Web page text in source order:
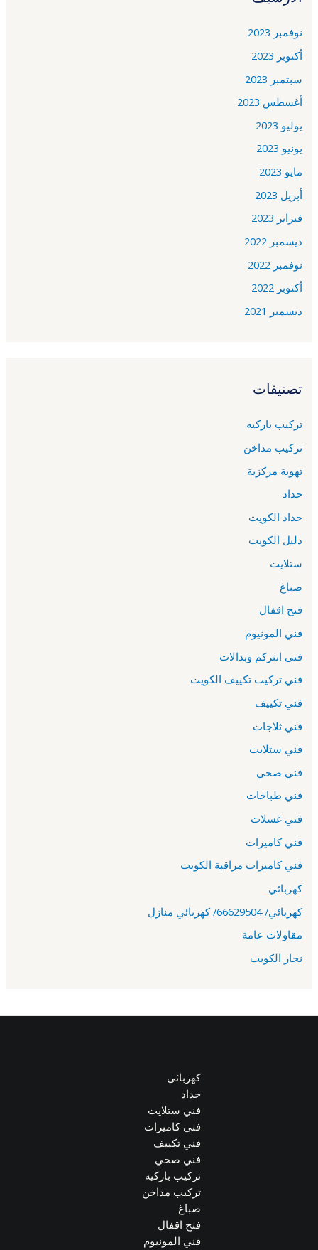
نوفمبر 2023
أكتوبر 2023
سبتمبر 2023
أغسطس 2023
يوليو 2023
يونيو 2023
مايو 2023
أبريل 2023
فبراير 2023
ديسمبر 2022
نوفمبر 2022
أكتوبر 2022
ديسمبر 2021
تصنيفات
تركيب باركيه
تركيب مداخن
تهوية مركزية
حداد
حداد الكويت
دليل الكويت
ستلايت
صباغ
فتح اقفال
فني المونيوم
فني انتركم وبدالات
فني تركيب تكييف الكويت
فني تكييف
فني ثلاجات
فني ستلايت
فني صحي
فني طباخات
فني غسلات
فني كاميرات
فني كاميرات مراقبة الكويت
كهربائي
كهربائي/ 66629504/ كهربائي منازل
مقاولات عامة
نجار الكويت
كهربائي
حداد
فني ستلايت
فني كاميرات
فني تكييف
فني صحي
تركيب باركيه
تركيب مداخن
صباغ
فتح اقفال
فني المونيوم